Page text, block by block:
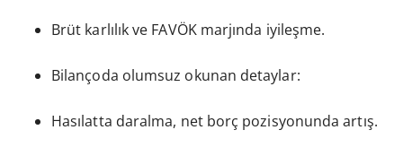
Brüt karlılık ve FAVÖK marjında iyileşme.
Bilançoda olumsuz okunan detaylar:
Hasılatta daralma, net borç pozisyonunda artış.